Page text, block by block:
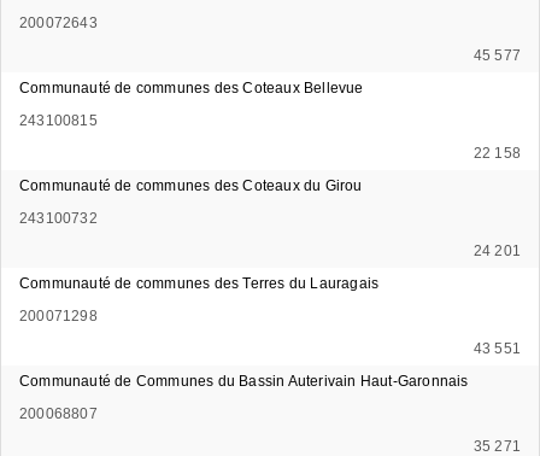
200072643
45 577
Communauté de communes des Coteaux Bellevue
243100815
22 158
Communauté de communes des Coteaux du Girou
243100732
24 201
Communauté de communes des Terres du Lauragais
200071298
43 551
Communauté de Communes du Bassin Auterivain Haut-Garonnais
200068807
35 271